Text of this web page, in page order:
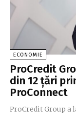
ECONOMIE
ProCredit
din 12 ţări
ProConnect
ProCredit Group a